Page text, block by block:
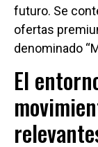
futuro. Se
ofertas
denominado
El